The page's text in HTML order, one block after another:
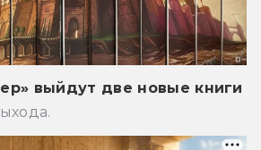
выйдут две новые книги